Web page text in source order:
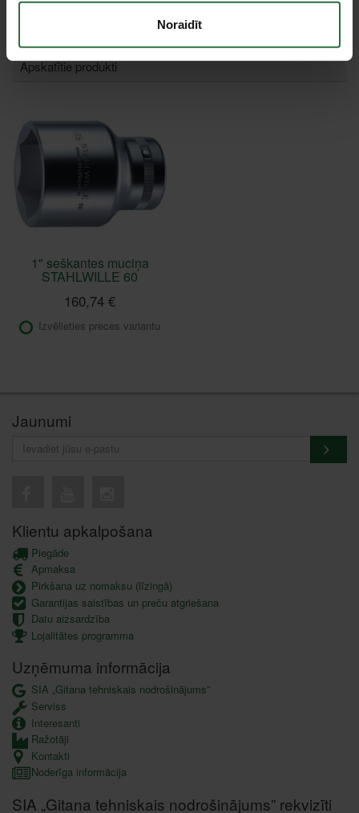
Noraidīt
Apskatītie produkti
1" seškantes muciņa
STAHLWILLE 60
160,74 €
Izvēlieties preces variantu
Jaunumi
Klientu apkalpošana
Piegāde
Apmaksa
Pirkšana uz nomaksu (līzingā)
Garantijas saistības un preču atgriešana
Datu aizsardzība
Lojalitātes programma
Uzņēmuma informācija
SIA „Gitana tehniskais nodrošinājums”
Serviss
Interesanti
Ražotāji
Kontakti
Noderīga informācija
SIA „Gitana tehniskais nodrošinājums” rekvizīti